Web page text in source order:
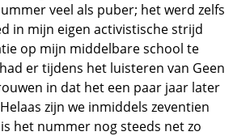
veel als puber; het werd zelfs
in mijn eigen activistische strijd
op mijn middelbare school te
er tijdens het luisteren van Geen
in dat het een paar jaar later
zijn we inmiddels zeventien
het nummer nog steeds net zo